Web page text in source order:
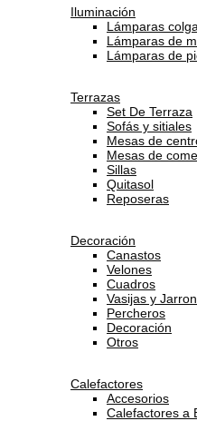
Iluminación
Lámparas
Lámparas de
Lámparas de
Terrazas
Set De Terraza
Sofás y sitiales
Mesas de
Mesas de
Sillas
Quitasol
Reposeras
Decoración
Canastos
Velones
Cuadros
Vasijas y
Percheros
Decoración
Otros
Calefactores
Accesorios
Calefactores a